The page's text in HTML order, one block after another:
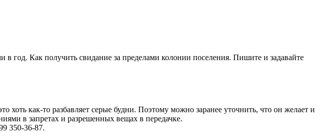
год. Как получить свидание за пределами колонии поселения. Пишите и задавайте
как-то разбавляет серые будни. Поэтому можно заранее уточнить, что он желает и
в запретах и разрешенных вещах в передачке.
350-36-87.